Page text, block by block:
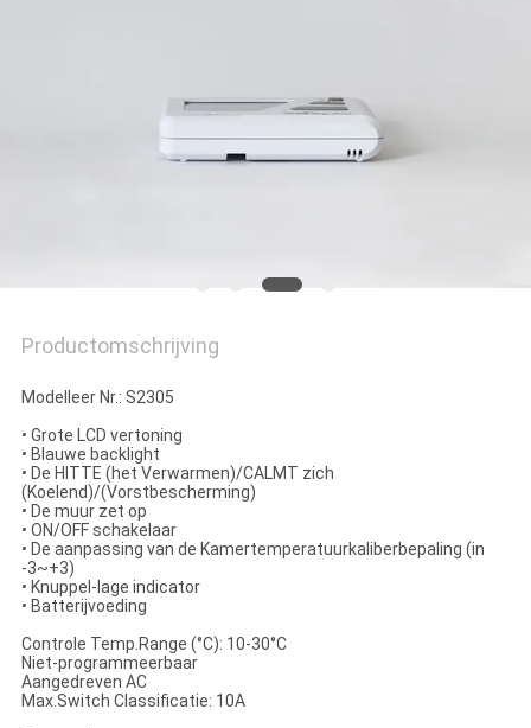
Productomschrijving
Modelleer Nr.: S2305
• Grote LCD vertoning
• Blauwe backlight
• De HITTE (het Verwarmen)/CALMT zich
(Koelend)/(Vorstbescherming)
• De muur zet op
• ON/OFF schakelaar
• De aanpassing van de Kamertemperatuurkaliberbepaling (in
-3~+3)
• Knuppel-lage indicator
• Batterijvoeding
Controle Temp.Range (°C): 10-30°C
Niet-programmeerbaar
Aangedreven AC
Max.Switch Classificatie: 10A